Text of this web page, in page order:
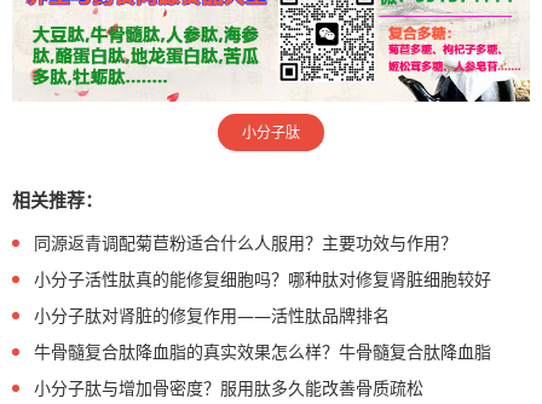
小分子肽
相关推荐：
同源返青调配菊苣粉适合什么人服用？主要功效与作用？
小分子活性肽真的能修复细胞吗？哪种肽对修复肾脏细胞较好
小分子肽对肾脏的修复作用——活性肽品牌排名
牛骨髓复合肽降血脂的真实效果怎么样？牛骨髓复合肽降血脂
小分子肽与增加骨密度？服用肽多久能改善骨质疏松